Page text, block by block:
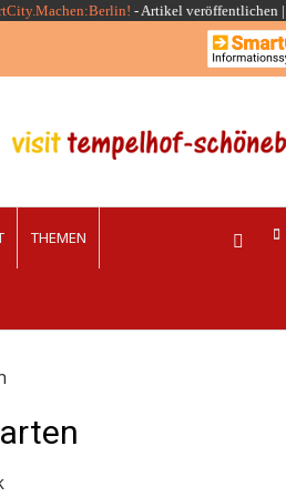
-Artikel veröffentlichen |
THEMEN